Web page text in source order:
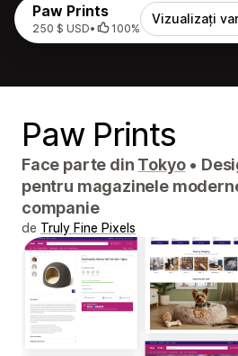
Paw Prints
250 $ USD• 100%
Vizualizați
Paw Prints
Face parte din Tokyo •
pentru magazinele
companie
de Truly Fine Pixels